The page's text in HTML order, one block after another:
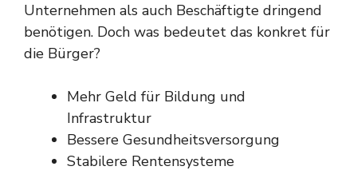
Unternehmen als auch Beschäftigte dringend
benötigen. Doch was bedeutet das konkret für
die Bürger?
Mehr Geld für Bildung und
Infrastruktur
Bessere Gesundheitsversorgung
Stabilere Rentensysteme